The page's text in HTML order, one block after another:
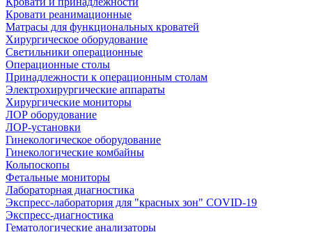
Кровати реанимационные
Матрасы для функциональных кроватей
Хирургическое оборудование
Светильники операционные
Операционные столы
Принадлежности к операционным столам
Электрохирургические аппараты
Хирургические мониторы
ЛОР оборудование
ЛОР-установки
Гинекологическое оборудование
Гинекологические комбайны
Кольпоскопы
Фетальные мониторы
Лабораторная диагностика
Экспресс-лаборатория для "красных зон" COVID-19
Экспресс-диагностика
Гематологические анализаторы